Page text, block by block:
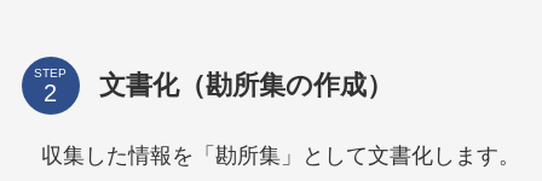
STEP 文書化（勘所集の作成）
収集した情報を「勘所集」として文書化します。